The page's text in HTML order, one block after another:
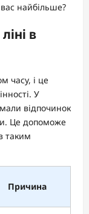
найбільше?
в
часу, і це
У
відпочинок
Це допоможе
таким
Причина